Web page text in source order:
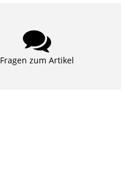
Fragen zum Artikel